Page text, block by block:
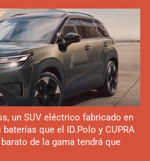
un SUV eléctrico fabricado en
que el ID.Polo y CUPRA
de la gama tendrá que